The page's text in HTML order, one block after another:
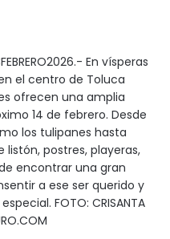
En vísperas
el centro de Toluca
ofrecen una amplia
14 de febrero. Desde
los tulipanes hasta
postres, playeras,
encontrar una gran
a ese ser querido y
FOTO: CRISANTA